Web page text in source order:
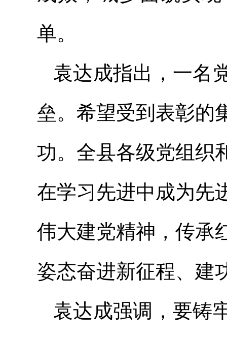
单。
袁达成指出，一名
垒。希望受到表彰的
功。全县各级党组织
在学习先进中成为先
伟大建党精神，传承
姿态奋进新征程、建
袁达成强调，要铸